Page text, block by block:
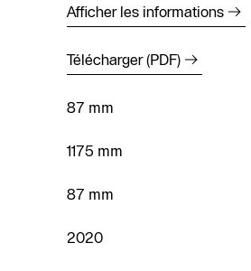
Afficher les informations
Télécharger (PDF)
87 mm
1175 mm
87 mm
2020